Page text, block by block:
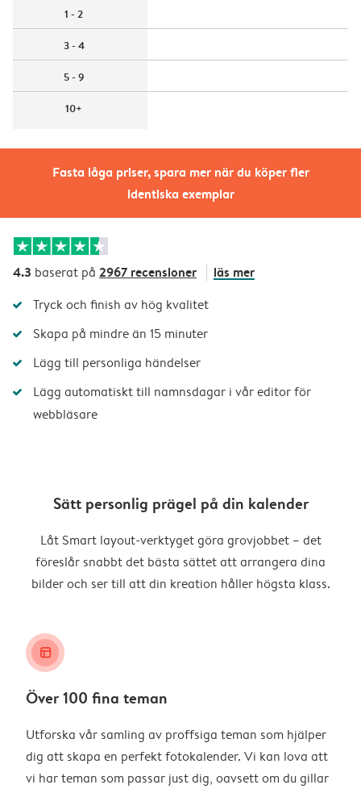
Fasta låga priser, spara mer när du köper fler
identiska exemplar
1 - 2
3 - 4
5 - 9
10+
4.3 baserat på 2967 recensioner läs mer
Tryck och finish av hög kvalitet
Skapa på mindre än 15 minuter
Lägg till personliga händelser
Lägg automatiskt till namnsdagar i vår editor för
webbläsare
Sätt personlig prägel på din kalender
Låt Smart layout-verktyget göra grovjobbet – det
föreslår snabbt det bästa sättet att arrangera dina
bilder och ser till att din kreation håller högsta klass.
layout_alt
Över 100 fina teman
Utforska vår samling av proffsiga teman som hjälper
dig att skapa en perfekt fotokalender. Vi kan lova att
vi har teman som passar just dig, oavsett om du gillar